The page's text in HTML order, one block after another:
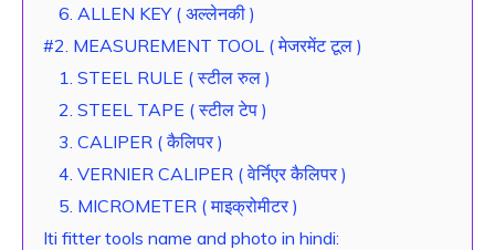
6. ALLEN KEY ( अल्लेनकी )
#2. MEASUREMENT TOOL ( मेजरमेंट टूल )
1. STEEL RULE ( स्टील रुल )
2. STEEL TAPE ( स्टील टेप )
3. CALIPER ( कैलिपर )
4. VERNIER CALIPER ( वेर्निएर कैलिपर )
5. MICROMETER ( माइक्रोमीटर )
Iti fitter tools name and photo in hindi: